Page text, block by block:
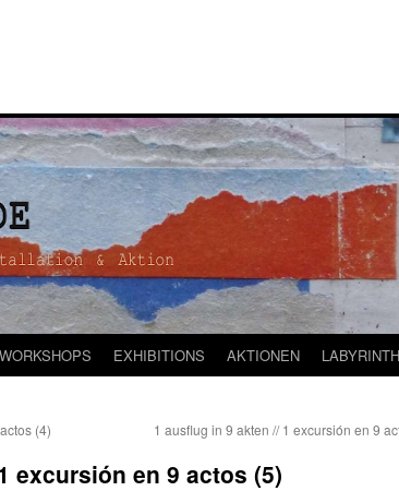
WORKSHOPS EXHIBITIONS AKTIONEN
(4) 1 ausflug in 9 akten // 1 excursión en 9
excursión en 9 actos (5)